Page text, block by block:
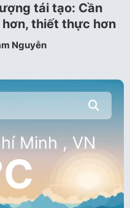
tái tạo: Cần
hơn, thiết thực hơn
Nguyễn
Minh , VN